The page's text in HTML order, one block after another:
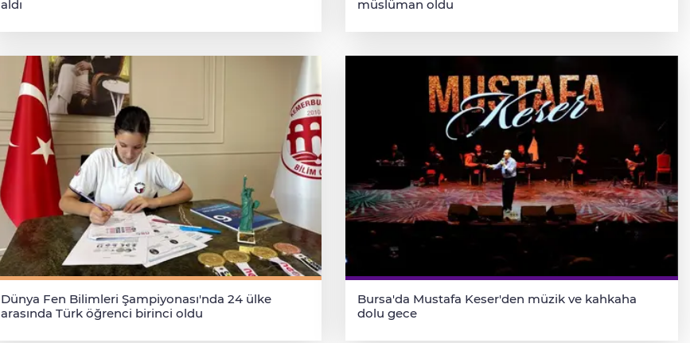
aldı
müslüman oldu
Dünya Fen Bilimleri Şampiyonası'nda 24 ülke
arasında Türk öğrenci birinci oldu
Bursa'da Mustafa Keser'den müzik ve kahkaha
dolu gece